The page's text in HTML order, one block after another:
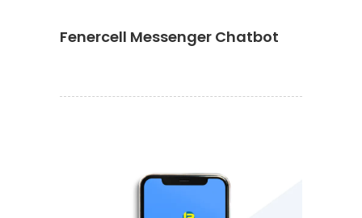
Fenercell Messenger Chatbot